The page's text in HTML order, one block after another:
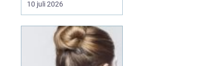
försämras, leendet
blir osäkra i sociala
sammanhang.
tandimplantathar under
10 juli 2026